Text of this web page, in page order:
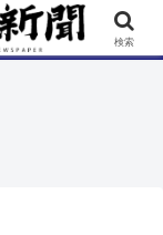
ネタ イベント
検索